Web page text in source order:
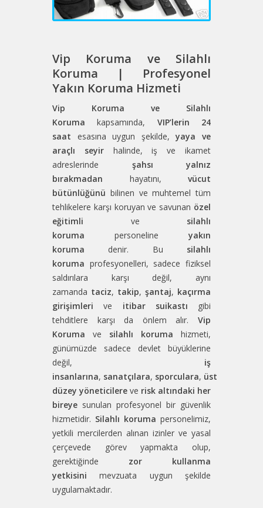
Vip Koruma ve Silahlı
Koruma | Profesyonel
Yakın Koruma Hizmeti
Vip Koruma ve Silahlı
Koruma kapsamında, VIP’lerin
24
saat esasına uygun şekilde,yaya ve
araçlı seyirhalinde, iş ve ikamet
adreslerinde şahsı yalnız
bırakmadan hayatını, vücut
bütünlüğünü bilinen ve muhtemel tüm
tehlikelere karşı koruyan ve savunan özel
eğitimli ve silahlı
koruma personeline yakın
koruma denir. Bu silahlı
koruma profesyonelleri, sadece fiziksel
saldırılara karşı değil, aynı
zamanda taciz, takip, şantaj, kaçırma
girişimleri ve itibar suikastı gibi
tehditlere karşı da önlem alır. Vip
Koruma ve silahlı koruma hizmeti,
günümüzde sadece devlet büyüklerine
değil, iş
insanlarına, sanatçılara, sporculara, üst
düzey yöneticilere ve risk altındaki her
bireye sunulan profesyonel bir güvenlik
hizmetidir. Silahlı koruma personelimiz,
yetkili mercilerden alınan izinler ve yasal
çerçevede görev yapmakta olup,
gerektiğinde zor kullanma
yetkisini mevzuata uygun şekilde
uygulamaktadır.